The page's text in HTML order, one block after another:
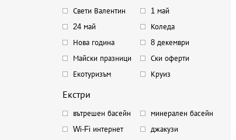
Свети Валентин
1 май
24 май
Коледа
Нова година
8 декември
Майски празници
Ски оферти
Екотуризъм
Круиз
Екстри
вътрешен басейн
минерален басейн
Wi-Fi интернет
джакузи